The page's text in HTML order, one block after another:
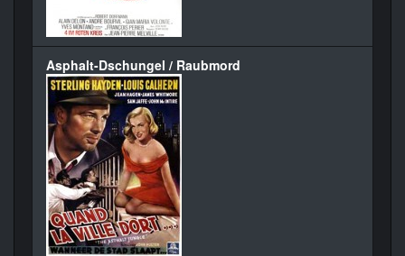
Asphalt-Dschungel / Raubmord